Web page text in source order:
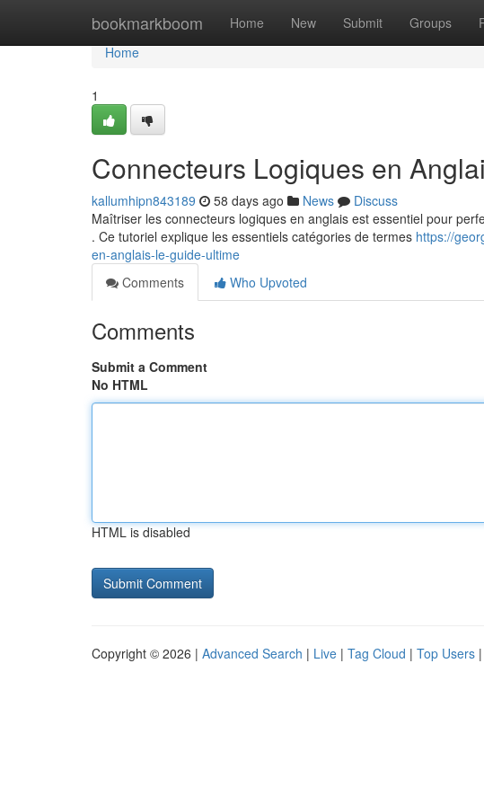
bookmarkboom Home New Submit Groups
Home
Home
1
Connecteurs Logiques en
kallumhipn843189 58 days ago News
Discuss
Maîtriser les connecteurs logiques en anglais est essentiel pour
. Ce tutoriel explique les essentiels catégories de termes https://
en-anglais-le-guide-ultime
Comments
Who Upvoted
Comments
Submit a Comment
No HTML
HTML is disabled
Copyright © 2026 | Advanced Search | Live | Tag Cloud | Top Users